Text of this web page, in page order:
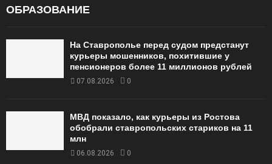
ОБРАЗОВАНИЕ
На Ставрополье перед судом предстанут
курьеры мошенников, похитившие у
пенсионеров более 11 миллионов рублей
07.08.2026 0
МВД показало, как курьеры из Ростова
обобрали ставропольских стариков на 11
млн
06.08.2026 0